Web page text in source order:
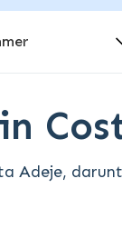
Adeje,